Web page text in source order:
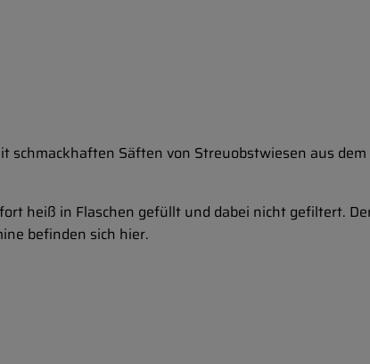
schmackhaften Säften von Streuobstwiesen aus
heiß in Flaschen gefüllt und dabei nicht gefiltert.
befinden sich hier.